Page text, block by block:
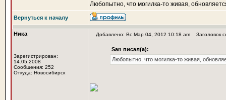
Любопытно, что могилка-то живая,
Вернуться к началу
Ника
Зарегистрирован:
14.05.2008
Сообщения: 252
Откуда: Новосибирск
Добавлено: Вс Мар 04, 2012 10:18 am Заголовок
San писал(а):
Любопытно, что могилка-то живая,